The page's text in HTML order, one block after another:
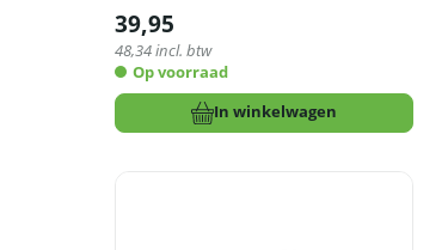
39,95
48,34incl. btw
Op voorraad
In winkelwagen